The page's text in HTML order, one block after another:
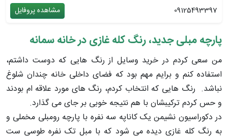
09125493397
مشاهده پروفایل
پارچه مبلی جدید، رنگ کله غازی در خانه سمانه
من سعی کردم در خرید وسایل از رنگ هایی که دوست داشتم،
استفاده کنم و برایم مهم بود که فضای داخلی خانه چندان شلوغ
نباشد. رنگ هایی که انتخاب کردم، رنگ های مورد علاقه ام بودند
و حس کردم ترکیبشان با هم نتیجه خوبی بر جای می گذارد.
در دکوراسیون نشیمن یک کاناپه سه نفره با پارچه رومبلی مخملی و
به رنگ کله غازی دیده می شود که با مبل تک نفره طوسی ست